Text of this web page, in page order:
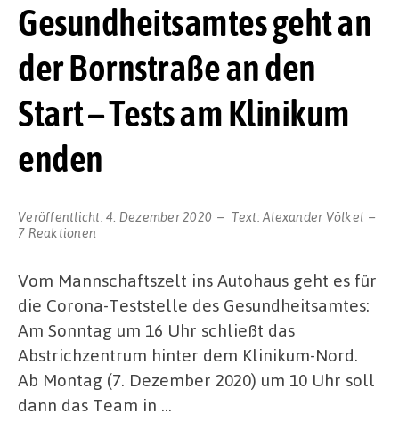
Gesundheitsamtes geht an
der Bornstraße an den
Start – Tests am Klinikum
enden
Veröffentlicht:4. Dezember 2020 Text:Alexander Völkel
7 Reaktionen
Vom Mannschaftszelt ins Autohaus geht es für
die Corona-Teststelle des Gesundheitsamtes:
Am Sonntag um 16 Uhr schließt das
Abstrichzentrum hinter dem Klinikum-Nord.
Ab Montag (7. Dezember 2020) um 10 Uhr soll
dann das Team in …